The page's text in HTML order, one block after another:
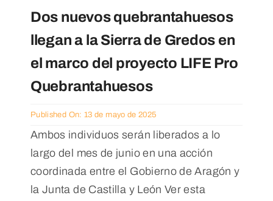
Dos nuevos quebrantahuesos
llegan a la Sierra de Gredos en
el marco del proyecto LIFE Pro
Quebrantahuesos
Published On: 13 de mayo de 2025
Ambos individuos serán liberados a lo
largo del mes de junio en una acción
coordinada entre el Gobierno de Aragón y
la Junta de Castilla y León Ver esta